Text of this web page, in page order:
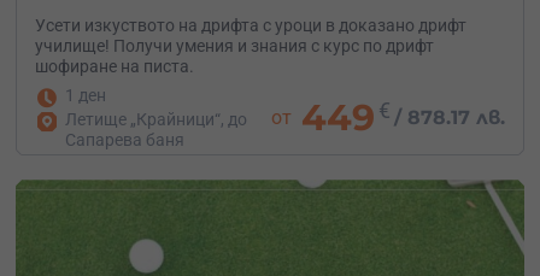
Усети изкуството на дрифта с уроци в доказано дрифт
училище! Получи умения и знания с курс по дрифт
шофиране на писта.
1 ден
Летище „Крайници“, до
Сапарева баня
от 449 € /878.17 лв.